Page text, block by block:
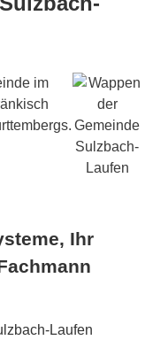
im
Ihr